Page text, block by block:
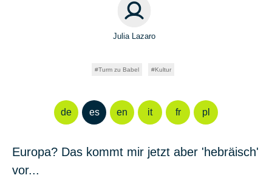
Julia Lazaro
Turm zu Babel Kultur
de es en it fr pl
Europa? Das kommt mir jetzt aber 'hebräisch'
vor...